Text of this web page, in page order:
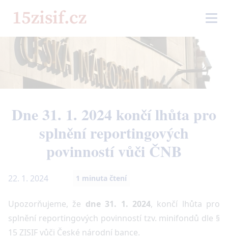
Dne 31. 1. 2024 končí lhůta pro
splnění reportingových
povinností vůči ČNB
22. 1. 2024 1 minuta čtení
Upozorňujeme, že dne 31. 1. 2024, končí lhůta pro
splnění reportingových povinností tzv. minifondů dle §
15 ZISIF vůči České národní bance.